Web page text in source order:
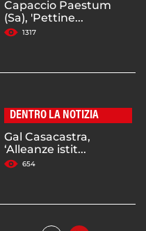
Capaccio Paestum
(Sa), 'Pettine...
1317
DENTRO LA NOTIZIA
Gal Casacastra,
‘Alleanze istit...
654